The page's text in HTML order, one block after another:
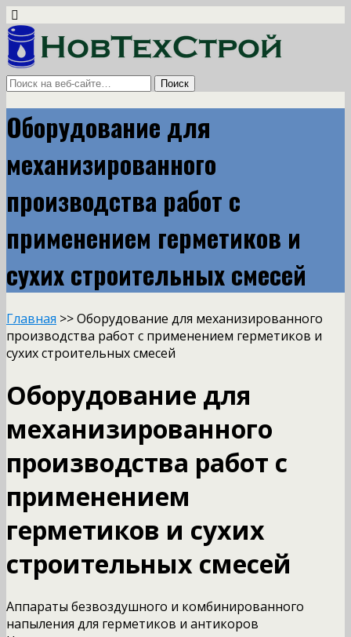
Оборудование для
механизированного
производства работ с
применением герметиков и
сухих строительных смесей
Главная >> Оборудование для механизированного
производства работ с применением герметиков и
сухих строительных смесей
Оборудование для
механизированного
производства работ с
применением
герметиков и сухих
строительных смесей
Аппараты безвоздушного и комбинированного
напыления для герметиков и антикоров